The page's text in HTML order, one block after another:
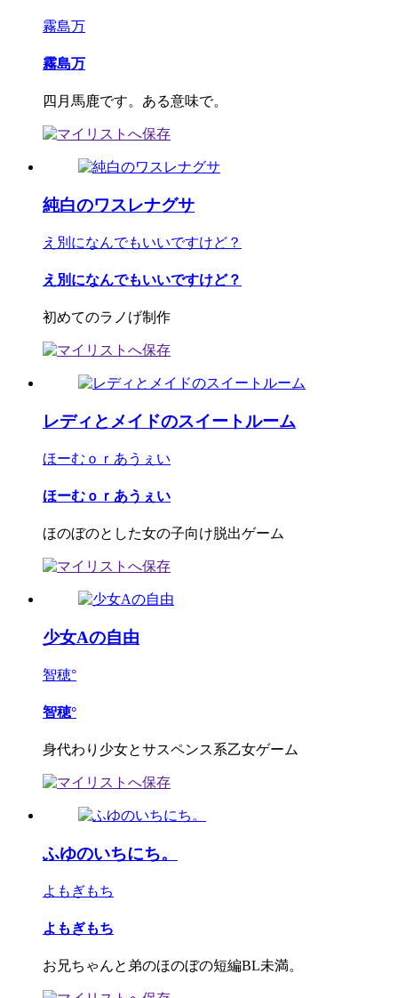
霧島万
霧島万
四月馬鹿です。ある意味で。
純白のワスレナグサ
え別になんでもいいですけど？
え別になんでもいいですけど？
初めてのラノげ制作
レディとメイドのスイートルーム
ほーむｏｒあうぇい
ほーむｏｒあうぇい
ほのぼのとした女の子向け脱出ゲーム
少女Aの自由
智穂°
智穂°
身代わり少女とサスペンス系乙女ゲーム
ふゆのいちにち。
よもぎもち
よもぎもち
お兄ちゃんと弟のほのぼの短編BL未満。